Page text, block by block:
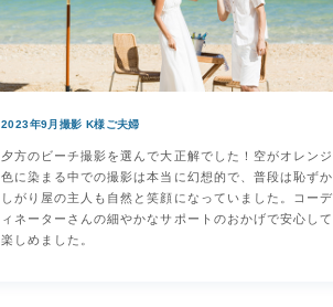
2023年9月撮影 K様ご夫婦
夕方のビーチ撮影を選んで大正解でした！空がオレンジ
色に染まる中での撮影は本当に幻想的で、普段は恥ずか
しがり屋の主人も自然と笑顔になっていました。コーデ
ィネーターさんの細やかなサポートのおかげで安心して
楽しめました。